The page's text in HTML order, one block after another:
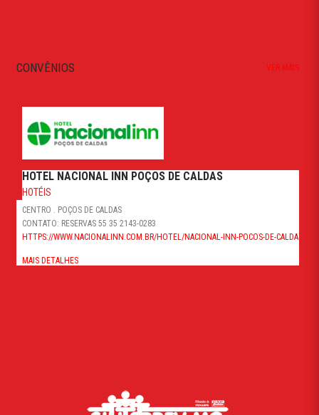
CONVÊNIOS VER MAIS
HOTEL NACIONAL INN POÇOS DE CALDAS
HOTÉIS
CENTRO . POÇOS DE CALDAS
CONTATO: RESERVAS 55 35 2143-0283
HTTPS://WWW.NACIONALINN.COM.BR/HOTEL/NACIONAL-INN-POCOS-DE-CALDAS
MAIS DETALHES